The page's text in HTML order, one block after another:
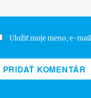
Uložiť moje meno, e-